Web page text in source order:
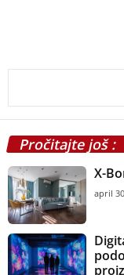
Pročitajte još :
X-
april